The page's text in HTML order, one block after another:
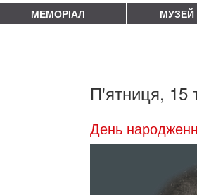
МЕМОРІАЛ МУЗЕЙ
П'ятниця, 15
День